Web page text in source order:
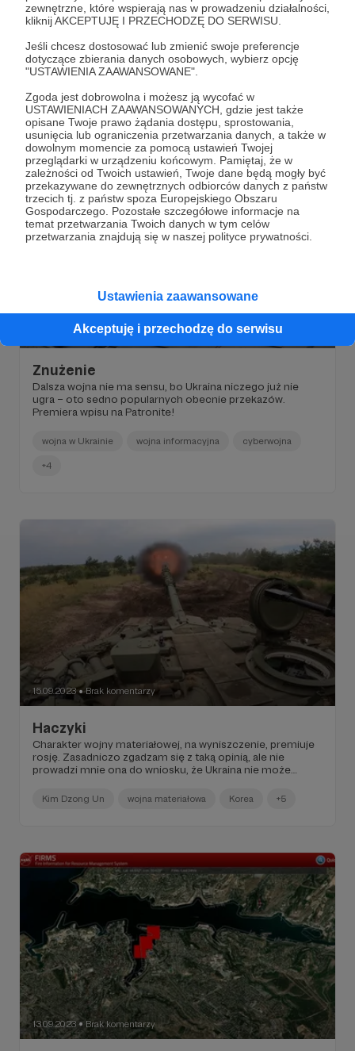
zewnętrzne, które wspierają nas w prowadzeniu działalności,
kliknij AKCEPTUJĘ I PRZECHODZĘ DO SERWISU.
Jeśli chcesz dostosować lub zmienić swoje preferencje
dotyczące zbierania danych osobowych, wybierz opcję
"USTAWIENIA ZAAWANSOWANE".
Zgoda jest dobrowolna i możesz ją wycofać w
USTAWIENIACH ZAAWANSOWANYCH, gdzie jest także
opisane Twoje prawo żądania dostępu, sprostowania,
usunięcia lub ograniczenia przetwarzania danych, a także w
dowolnym momencie za pomocą ustawień Twojej
przeglądarki w urządzeniu końcowym. Pamiętaj, że w
zależności od Twoich ustawień, Twoje dane będą mogły być
przekazywane do zewnętrznych odbiorców danych z państw
trzecich tj. z państw spoza Europejskiego Obszaru
Gospodarczego. Pozostałe szczegółowe informacje na
temat przetwarzania Twoich danych w tym celów
przetwarzania znajdują się w naszej polityce prywatności.
Ustawienia zaawansowane
Akceptuję i przechodzę do serwisu
Moskwa nie zamierzała oddać się bezczynności.
Świadoma, że bez zachodniego wsadu elektronicznego
ani rusz, zaczęła szukać luk prawnych i korytarzy
transportowych, które pozwoliłby obejść ograniczenia
eksportowe i zakazy korporacyjne. Efekt?
Kim Dzong Un koreańska amunicja Iran +5
30.10.2023 ● Brak komentarzy
Znużenie
Dalsza wojna nie ma sensu, bo Ukraina niczego już nie
ugra – oto sedno popularnych obecnie przekazów.
Premiera wpisu na Patronite!
wojna w Ukrainie wojna informacyjna cyberwojna
+4
15.09.2023 ● Brak komentarzy
Haczyki
Charakter wojny materiałowej, na wyniszczenie, premiuje
rosję. Zasadniczo zgadzam się z taką opinią, ale nie
prowadzi mnie ona do wniosku, że Ukraina nie może
Kim Dzong Un wojna materiałowa Korea +5
13.09.2023 ● Brak komentarzy